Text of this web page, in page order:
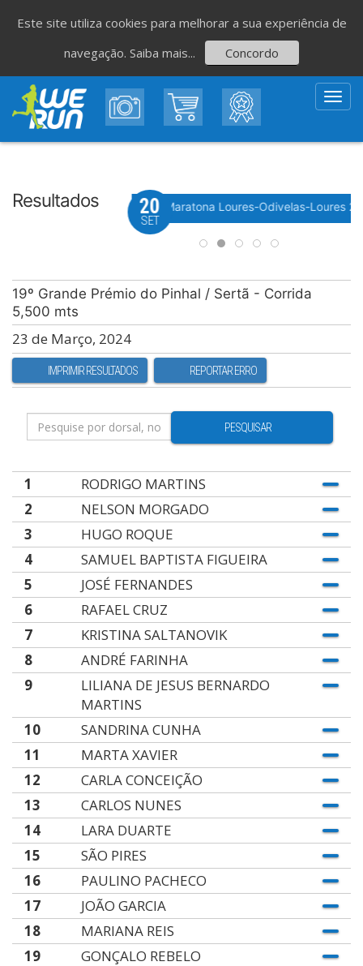
Resultados
do Avante! 2026 Meia Maratona Loures-Odivelas-Loures
20
SET
19º Grande Prémio do Pinhal / Sertã - Corrida
5,500 mts
23 de Março, 2024
IMPRIMIR RESULTADOS REPORTAR ERRO
PESQUISAR
1
RODRIGO MARTINS
2
NELSON MORGADO
3
HUGO ROQUE
4
SAMUEL BAPTISTA FIGUEIRA
5
JOSÉ FERNANDES
6
RAFAEL CRUZ
7
KRISTINA SALTANOVIK
8
ANDRÉ FARINHA
9
LILIANA DE JESUS BERNARDO
MARTINS
10
SANDRINA CUNHA
11
MARTA XAVIER
12
CARLA CONCEIÇÃO
13
CARLOS NUNES
14
LARA DUARTE
15
SÃO PIRES
16
PAULINO PACHECO
17
JOÃO GARCIA
18
MARIANA REIS
19
GONÇALO REBELO
Este site utiliza cookies para melhorar a sua experiência de
navegação. Saiba mais... Concordo